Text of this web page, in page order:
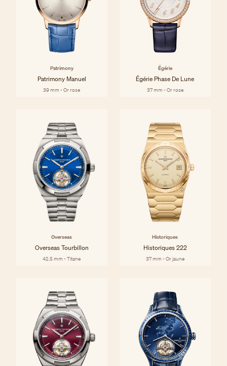
Patrimony
Patrimony Manuel
39 mm - Or rose
Égérie
Égérie Phase De Lune
37 mm - Or rose
Overseas
Overseas Tourbillon
42.5 mm - Titane
Historiques
Historiques 222
37 mm - Or jaune